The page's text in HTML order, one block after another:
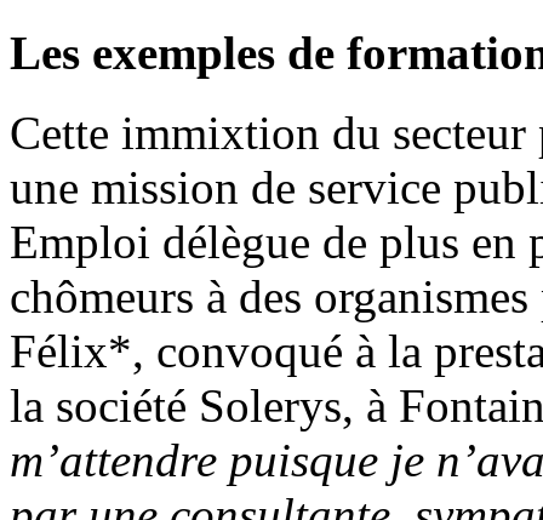
Les exemples de
Cette immixtion du secteur
une mission de service
Emploi délègue de plus en
chômeurs à des
Félix*, convoqué à la
la société Solerys, à
m’attendre puisque je